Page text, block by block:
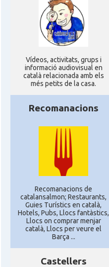
Ví­deos, activitats, grups i
informació audiovisual en
català relacionada amb els
més petits de la casa.
Recomanacions
Recomanacions de
catalansalmon; Restaurants,
Guies Turístics en català,
Hotels, Pubs, Llocs fantàstics,
Llocs on comprar menjar
català, Llocs per veure el
Barça ...
Castellers